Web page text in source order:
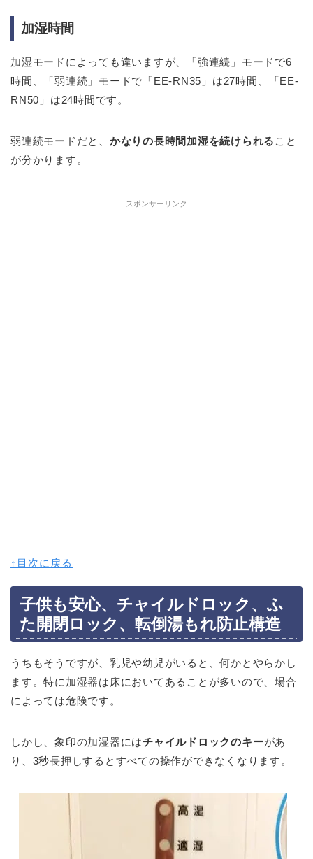
加湿時間
加湿モードによっても違いますが、「強連続」モードで6
時間、「弱連続」モードで「EE-RN35」は27時間、「EE-
RN50」は24時間です。
弱連続モードだと、 かなりの長時間加湿を続けられる こと
が分かります。
スポンサーリンク
↑目次に戻る
子供も安心、チャイルドロック、ふ
た開閉ロック、転倒湯もれ防止構造
うちもそうですが、乳児や幼児がいると、何かとやらかし
ます。特に加湿器は床においてあることが多いので、場合
によっては危険です。
しかし、象印の加湿器にはチャイルドロックのキーがあ
り、3秒長押しするとすべての操作ができなくなります。